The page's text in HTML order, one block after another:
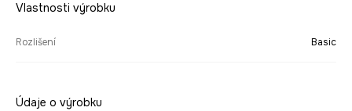
Vlastnosti výrobku
Rozlišení Basic
Údaje o výrobku